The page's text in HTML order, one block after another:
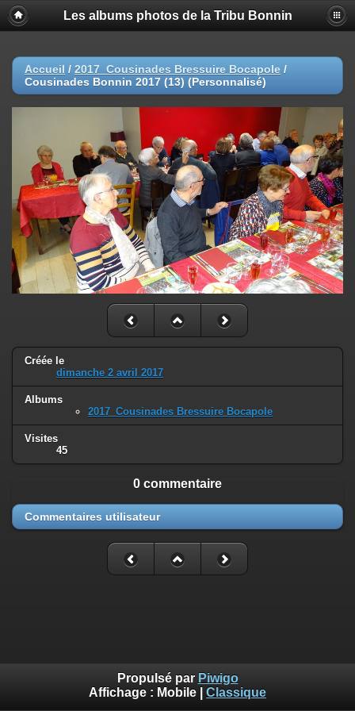
Les albums photos de la Tribu Bonnin
Accueil / 2017_Cousinades Bressuire Bocapole /
Cousinades Bonnin 2017 (13) (Personnalisé)
Créée le
dimanche 2 avril 2017
Albums
2017_Cousinades Bressuire Bocapole
Visites
45
0 commentaire
Commentaires utilisateur
Propulsé par Piwigo
Affichage : Mobile Classique